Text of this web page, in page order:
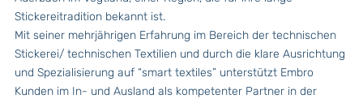
Stickereitradition bekannt ist.
Mit seiner mehrjährigen Erfahrung im Bereich der technischen
Stickerei/ technischen Textilien und durch die klare Ausrichtung
und Spezialisierung auf “smart textiles” unterstützt Embro
Kunden im In- und Ausland als kompetenter Partner in der